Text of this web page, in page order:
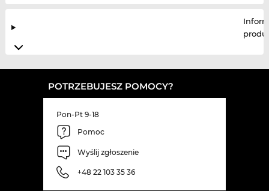
POTRZEBUJESZ POMOCY?
Pon-Pt 9-18
Pomoc
Wyślij zgłoszenie
+48 22 103 35 36